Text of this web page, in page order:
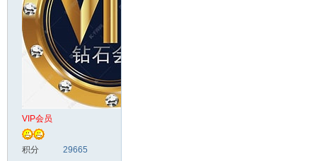
VIP会员
积分 29665